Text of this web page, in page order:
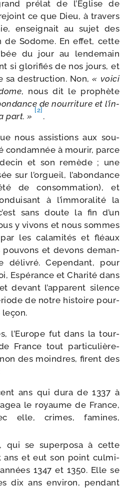
pré­lat de l’Eglise de
ce que Dieu, à tra­vers
ensei­gnait au sujet des
de Sodome. En effet, cette
du jour au len­de­main
si glo­ri­fiés de nos jours, et
sa des­truc­tion. Non,« voi­ci
, nous dit le pro­phète
de nour­ri­ture et l’in­
part. »
[2]
.
nous assis­tions aux sou­
condam­née à mou­rir, parce
et son remède ; une
sur l’orgueil, l’abondance
de consom­ma­tion), et
à l’immoralité la
sans doute la fin d’un
y vivons et nous sommes
les cala­mi­tés et fléaux
pou­vons et devons deman­
déli­vré. Cependant, pour
Espérance et Charité dans
devant l’apparent silence
de notre his­toire pour­
leçon.
l’Europe fut dans la tour­
France tout par­ti­cu­liè­re­
des moindres, firent des
ans qui dura de 1337 à
le royaume de France,
elle, crimes, famines,
qui se super­po­sa à cette
ans et eut son point culmi­
1347 et 1350. Elle se
dix ans envi­ron, pen­dant